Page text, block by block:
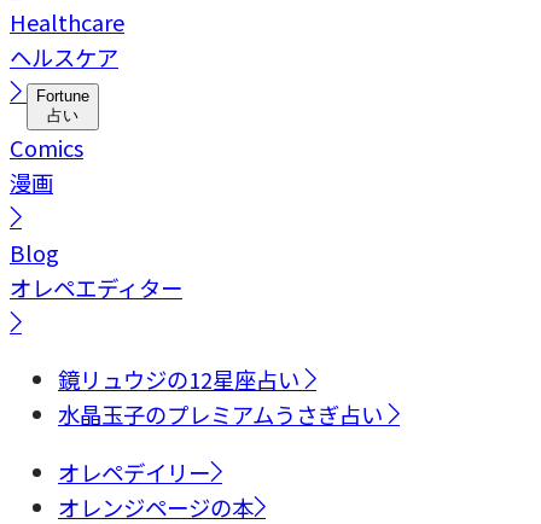
Healthcare
ヘルスケア
Fortune
占い
Comics
漫画
Blog
オレペエディター
鏡リュウジの12星座占い
水晶玉子のプレミアムうさぎ占い
オレペデイリー
オレンジページの本